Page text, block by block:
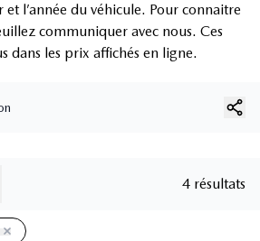
l’année du véhicule. Pour connaitre
communiquer avec nous. Ces
dans les prix affichés en ligne.
4 résultats